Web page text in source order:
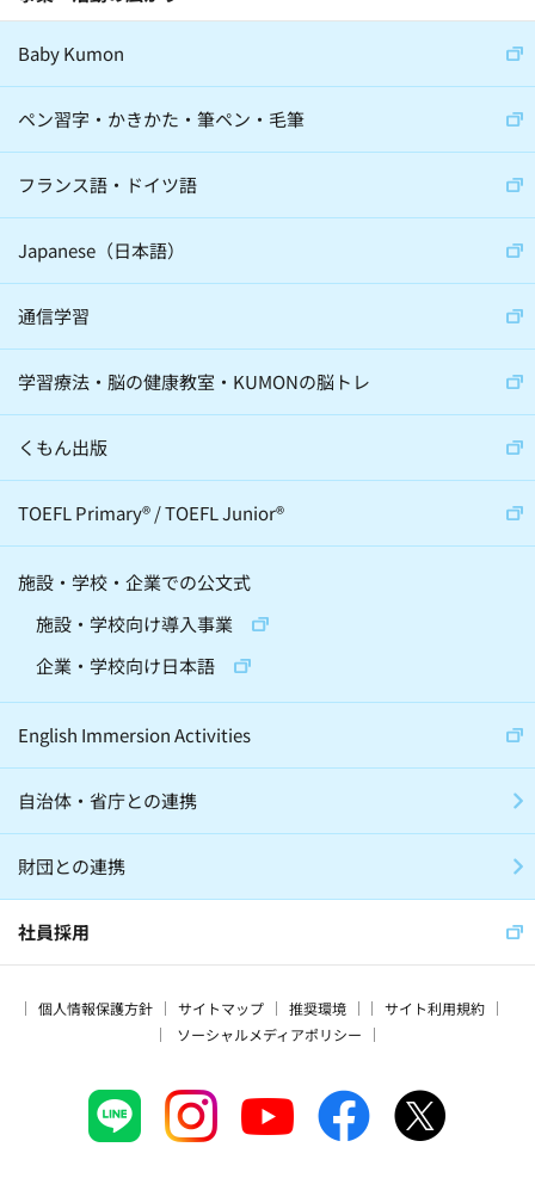
医師(32) 棋士(15)
俳優(8)
アナウンサー(6)
大学教授(18)
小説家(6)
日本教育史学者(2)
サイエンスコミュニケーター(5)
音楽(22)
経営学(19)
脳科学(24)
天文学(4)
建築(2)
精神・神経科学(2)
昆虫(2)
将棋(10)
バレエ(4)
ロボット(3) 手話(4)
グローバル・異文化(186)
子育て(28)
スマート・エイジング(15)
プログラミング教育(3)
家庭学習(56)
海外(166)
企業(64)
寺子屋(15)
Baby Kumon
ペン習字・かきかた・筆ペン・毛筆
フランス語・ドイツ語
Japanese（日本語）
通信学習
学習療法・脳の健康教室・KUMONの脳トレ
くもん出版
TOEFL Primary®/TOEFL Junior®
施設・学校・企業での公文式
施設・学校向け導入事業
企業・学校向け日本語
English Immersion Activities
自治体・省庁との連携
財団との連携
社員採用
個人情報保護方針 サイトマップ 推奨環境
サイト利用規約
ソーシャルメディアポリシー